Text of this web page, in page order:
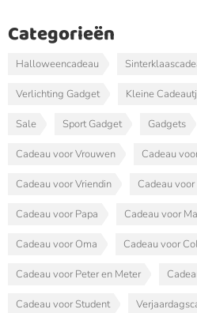
Categorieën
Halloweencadeau
Verlichting Gadget Kleine
Sale Sport Gadget Gadgets
Cadeau voor Vrouwen Cadeau
Cadeau voor Vriendin Cadeau
Cadeau voor Papa Cadeau voor
Cadeau voor Oma Cadeau voor
Cadeau voor Peter en Meter
Cadeau voor Student